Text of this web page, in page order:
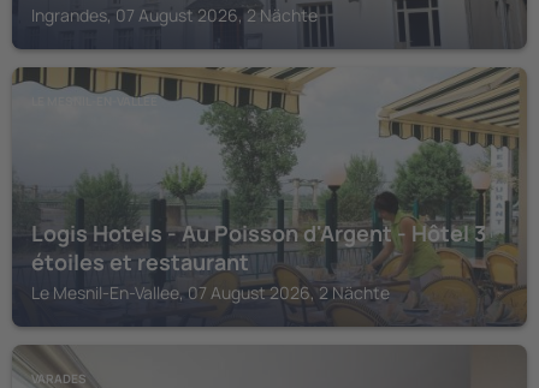
Ingrandes, 07 August 2026, 2 Nächte
LE MESNIL-EN-VALLEE
Logis Hotels - Au Poisson d'Argent - Hôtel 3
étoiles et restaurant
Le Mesnil-En-Vallee, 07 August 2026, 2 Nächte
VARADES